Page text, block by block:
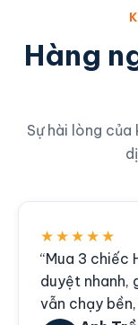
Hàng
Sự hài lòng
★★★★★
“Mua 3 chiếc
duyệt nhanh,
vẫn chạy